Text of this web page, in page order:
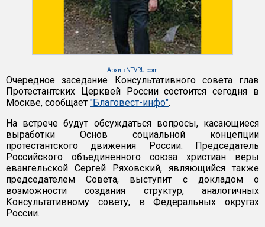
Архив NTVRU.com
Очередное заседание Консультативного совета глав
Протестантских Церквей России состоится сегодня в
Москве, сообщает "Благовест-инфо".
На встрече будут обсуждаться вопросы, касающиеся
выработки Основ социальной концепции
протестантского движения России. Председатель
Российского объединенного союза христиан веры
евангельской Сергей Ряховский, являющийся также
председателем Совета, выступит с докладом о
возможности создания структур, аналогичных
Консультативному совету, в Федеральных округах
России.